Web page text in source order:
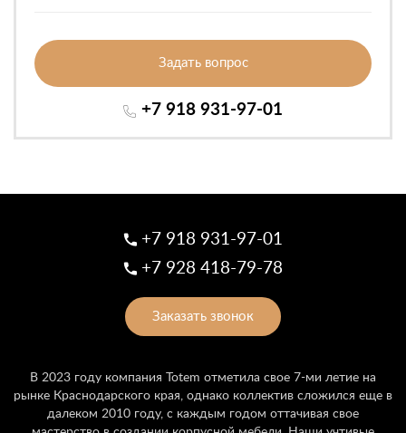
Задать вопрос
+7 918 931-97-01
+7 918 931-97-01
+7 928 418-79-78
Заказать звонок
В 2023 году компания Totem отметила свое 7-ми летие на
рынке Краснодарского края, однако коллектив сложился еще в
далеком 2010 году, с каждым годом оттачивая свое